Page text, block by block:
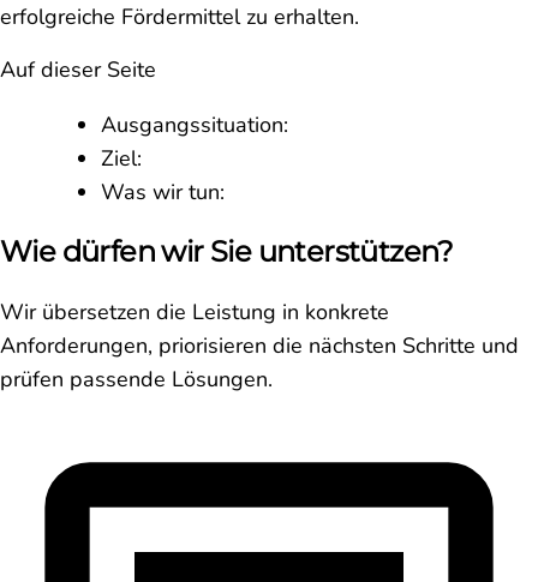
erfolgreiche Fördermittel zu erhalten.
Auf dieser Seite
Ausgangssituation:
Ziel:
Was wir tun:
Wie dürfen wir Sie unterstützen?
Wir übersetzen die Leistung in konkrete
Anforderungen, priorisieren die nächsten Schritte und
prüfen passende Lösungen.